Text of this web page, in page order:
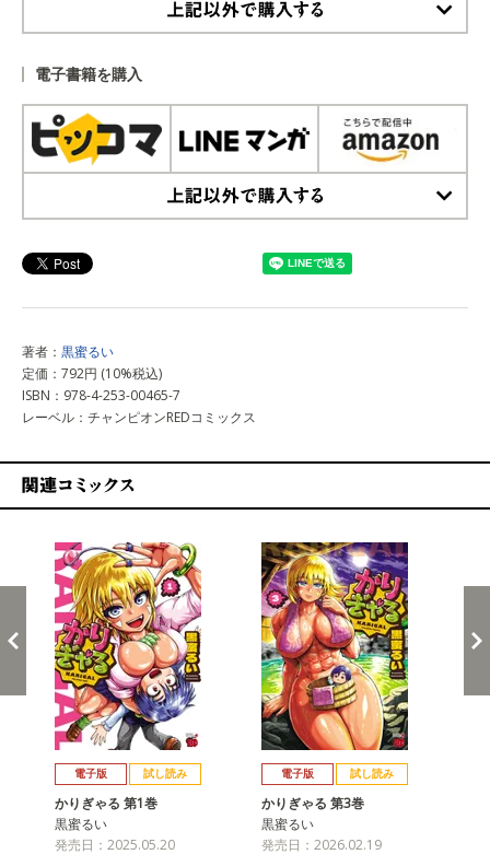
電子書籍を購入
著者： 黒蜜るい
定価：792円 (10%税込)
ISBN：978-4-253-00465-7
レーベル：チャンピオンREDコミックス
電子版 試し読み
かりぎゃる 第1巻
黒蜜るい
発売日：2025.05.20
電子版 試し読み
かりぎゃる 第3巻
黒蜜るい
発売日：2026.02.19